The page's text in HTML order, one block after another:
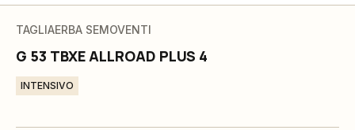
TAGLIAERBA SEMOVENTI
G 53 TBXE ALLROAD PLUS 4
INTENSIVO